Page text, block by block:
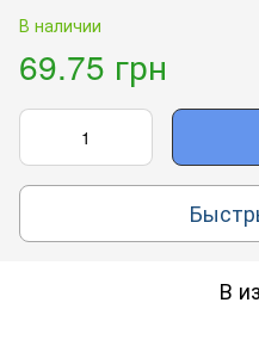
В наличии
69.75 грн
В